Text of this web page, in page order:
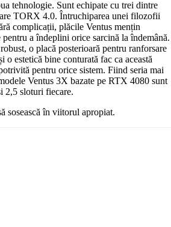
tehnologie. Sunt echipate cu trei dintre
TORX 4.0. Întruchiparea unei filozofii
complicații, plăcile Ventus mențin
pentru a îndeplini orice sarcină la îndemână.
o placă posterioară pentru ranforsare
o estetică bine conturată fac ca această
pentru orice sistem. Fiind seria mai
Ventus 3X bazate pe RTX 4080 sunt
2,5 sloturi fiecare.
sosească în viitorul apropiat.